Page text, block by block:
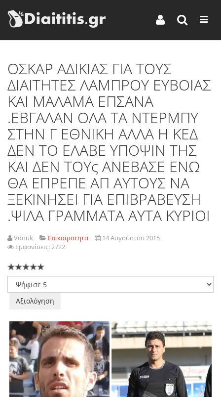
ΟΣΚΑΡ ΑΔΙΚΙΑΣ ΓΙΑ ΤΟΥΣ
ΔΙΑΙΤΗΤΕΣ ΛΑΜΠΡΟΥ ΕΥΒΟΙΑΣ
ΚΑΙ ΜΑΛΑΜΑ ΕΠΣΑΝΑ
.ΕΒΓΑΛΑΝ ΟΛΑ ΤΑ ΝΤΕΡΜΠΥ
ΣΤΗΝ Γ ΕΘΝΙΚΗ ΑΛΛΑ Η ΚΕΔ
ΔΕΝ ΤΟ ΕΛΑΒΕ ΥΠΟΨΙΝ ΤΗΣ
ΚΑΙ ΔΕΝ ΤΟΥς ΑΝΕΒΑΣΕ ΕΝΩ
ΘΑ ΕΠΡΕΠΕ ΑΠ ΑΥΤΟΥΣ ΝΑ
ΞΕΚΙΝΗΣΕΙ ΓΙΑ ΕΠΙΒΡΑΒΕΥΣΗ
.ΨΙΛΑ ΓΡΑΜΜΑΤΑ ΑΥΤΑ ΚΥΡΙΟΙ
Vdouk Επικαιροτητα
14 Αυγούστου 2015
Εμφανίσεις: 2722
Παρακαλώ
αξιολογήστε